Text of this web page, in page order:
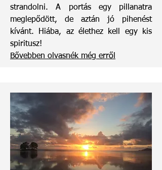
strandolni. A portás egy pillanatra
meglepődött, de aztán jó pihenést
kívánt. Hiába, az élethez kell egy kis
spiritusz!
Bővebben olvasnék még erről